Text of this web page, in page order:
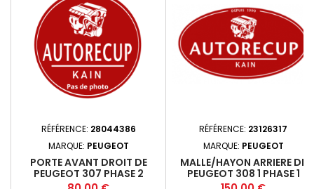
RÉFÉRENCE: 28044386
MARQUE: PEUGEOT
PORTE AVANT DROIT DE
PEUGEOT 307 PHASE 2
RÉFÉRENCE: 23126317
MARQUE: PEUGEOT
MALLE/HAYON ARRIERE DE
PEUGEOT 308 1 PHASE 1